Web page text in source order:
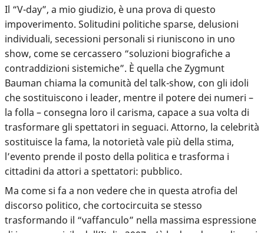
Il “V-day”, a mio giudizio, è una prova di questo
impoverimento. Solitudini politiche sparse, delusioni
individuali, secessioni personali si riuniscono in uno
show, come se cercassero “soluzioni biografiche a
contraddizioni sistemiche”. È quella che Zygmunt
Bauman chiama la comunità del talk-show, con gli idoli
che sostituiscono i leader, mentre il potere dei numeri –
la folla – consegna loro il carisma, capace a sua volta di
trasformare gli spettatori in seguaci. Attorno, la celebrità
sostituisce la fama, la notorietà vale più della stima,
l’evento prende il posto della politica e trasforma i
cittadini da attori a spettatori: pubblico.
Ma come si fa a non vedere che in questa atrofia del
discorso politico, che cortocircuita se stesso
trasformando il “vaffanculo” nella massima espressione